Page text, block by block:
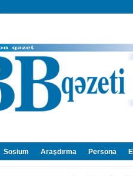
Sosium Araşdırma Persona